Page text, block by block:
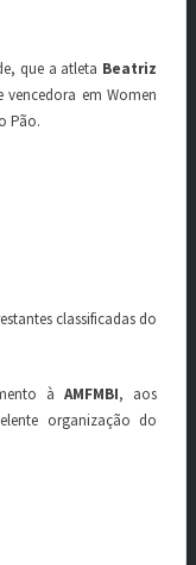
que a atleta Beatriz
em Women
Pão.
classificadas do
à AMFMBI, aos
organização do